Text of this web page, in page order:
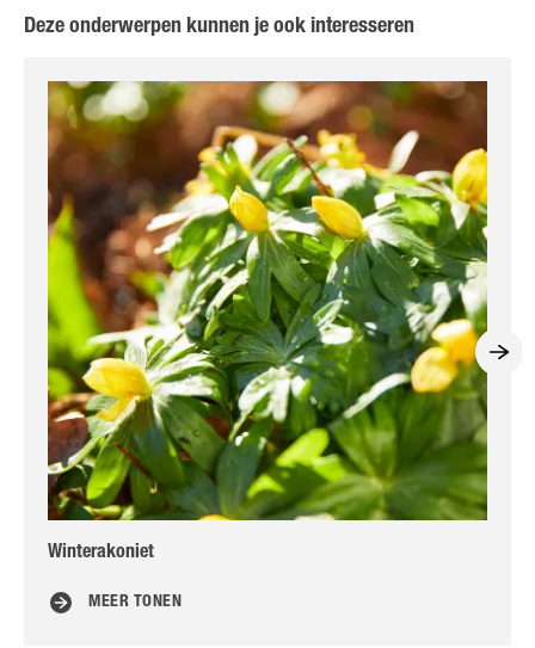
Deze onderwerpen kunnen je ook interesseren
Winterakoniet
MEER TONEN